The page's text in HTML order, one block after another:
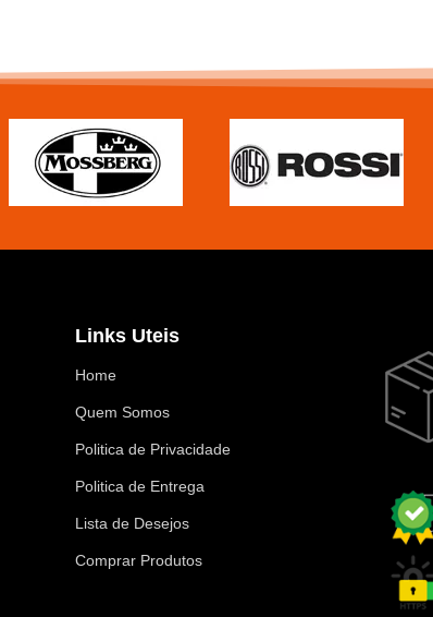
Links Uteis
Home
Quem Somos
Politica de Privacidade
Politica de Entrega
Lista de Desejos
Comprar Produtos